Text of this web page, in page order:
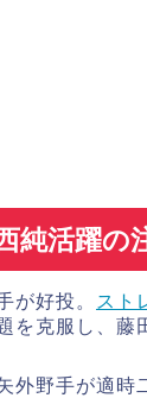
純活躍の
が好投。 スト
を克服し、藤
外野手が適時